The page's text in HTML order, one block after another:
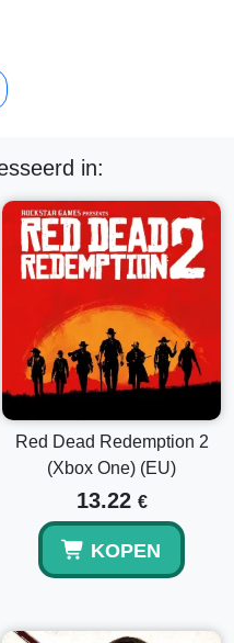
in:
Red Dead Redemption 2
(Xbox One) (EU)
13.22 €
KOPEN